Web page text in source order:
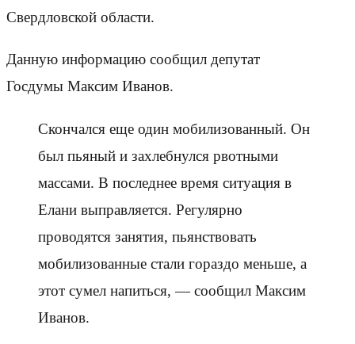
Свердловской области.
Данную информацию сообщил депутат
Госдумы Максим Иванов.
Скончался еще один мобилизованный. Он
был пьяный и захлебнулся рвотными
массами. В последнее время ситуация в
Елани выправляется. Регулярно
проводятся занятия, пьянствовать
мобилизованные стали гораздо меньше, а
этот сумел напиться, — сообщил Максим
Иванов.